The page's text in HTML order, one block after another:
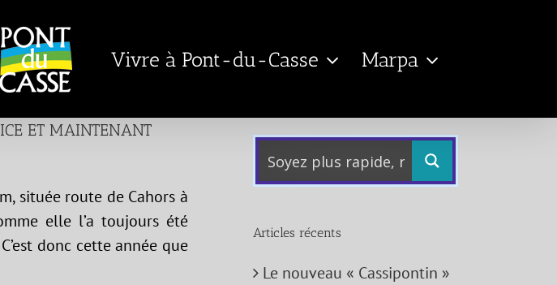
Vivre à Pont-du-Casse Marpa
ET MAINTENANT
située route de Cahors à
elle l’a toujours été
donc cette année que
Articles récents
Le nouveau « Cassipontin »